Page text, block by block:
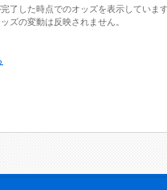
了した時点でのオッズを表示していま
ズの変動は反映されません。